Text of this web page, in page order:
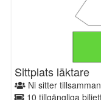
Sittplats läktare
Ni sitter
10 tillgängliga